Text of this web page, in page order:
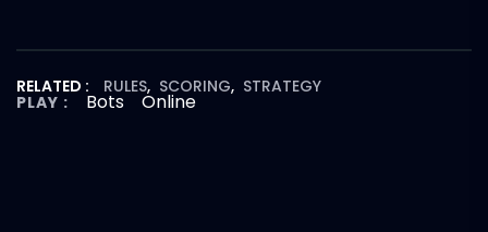
RELATED : RULES, SCORING, STRATEGY
PLAY : Bots Online